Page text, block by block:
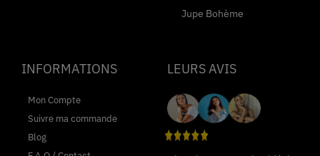
Jupe Bohème
INFORMATIONS
Mon Compte
Suivre ma commande
Blog
LEURS AVIS